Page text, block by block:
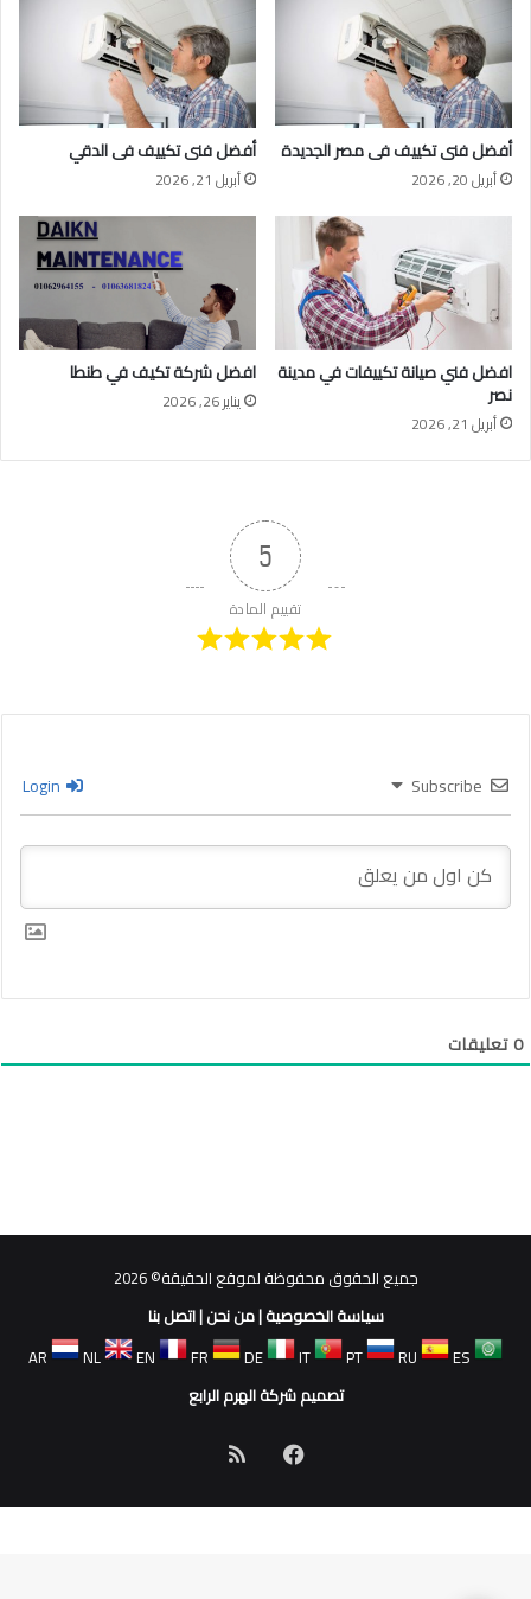
أفضل فنى تكييف فى مصر الجديدة
أبريل 20, 2026
أفضل فنى تكييف فى الدقي
أبريل 21, 2026
افضل فني صيانة تكييفات في مدينة
نصر
أبريل 21, 2026
افضل شركة تكيف في طنطا
يناير 26, 2026
5
تقييم المادة
Subscribe
0تعليقات
جميع الحقوق محفوظة لموقع الحقيقة© 2026
سياسة الخصوصية|من نحن|اتصل بنا
AR
NL EN FR DE IT PT RU
ES
تصميم شركة الهرم الرابع
فيسبوكملخص
الموقع